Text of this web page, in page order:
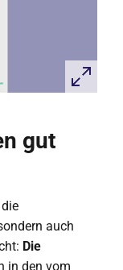
gut
auch
Die
in den vom